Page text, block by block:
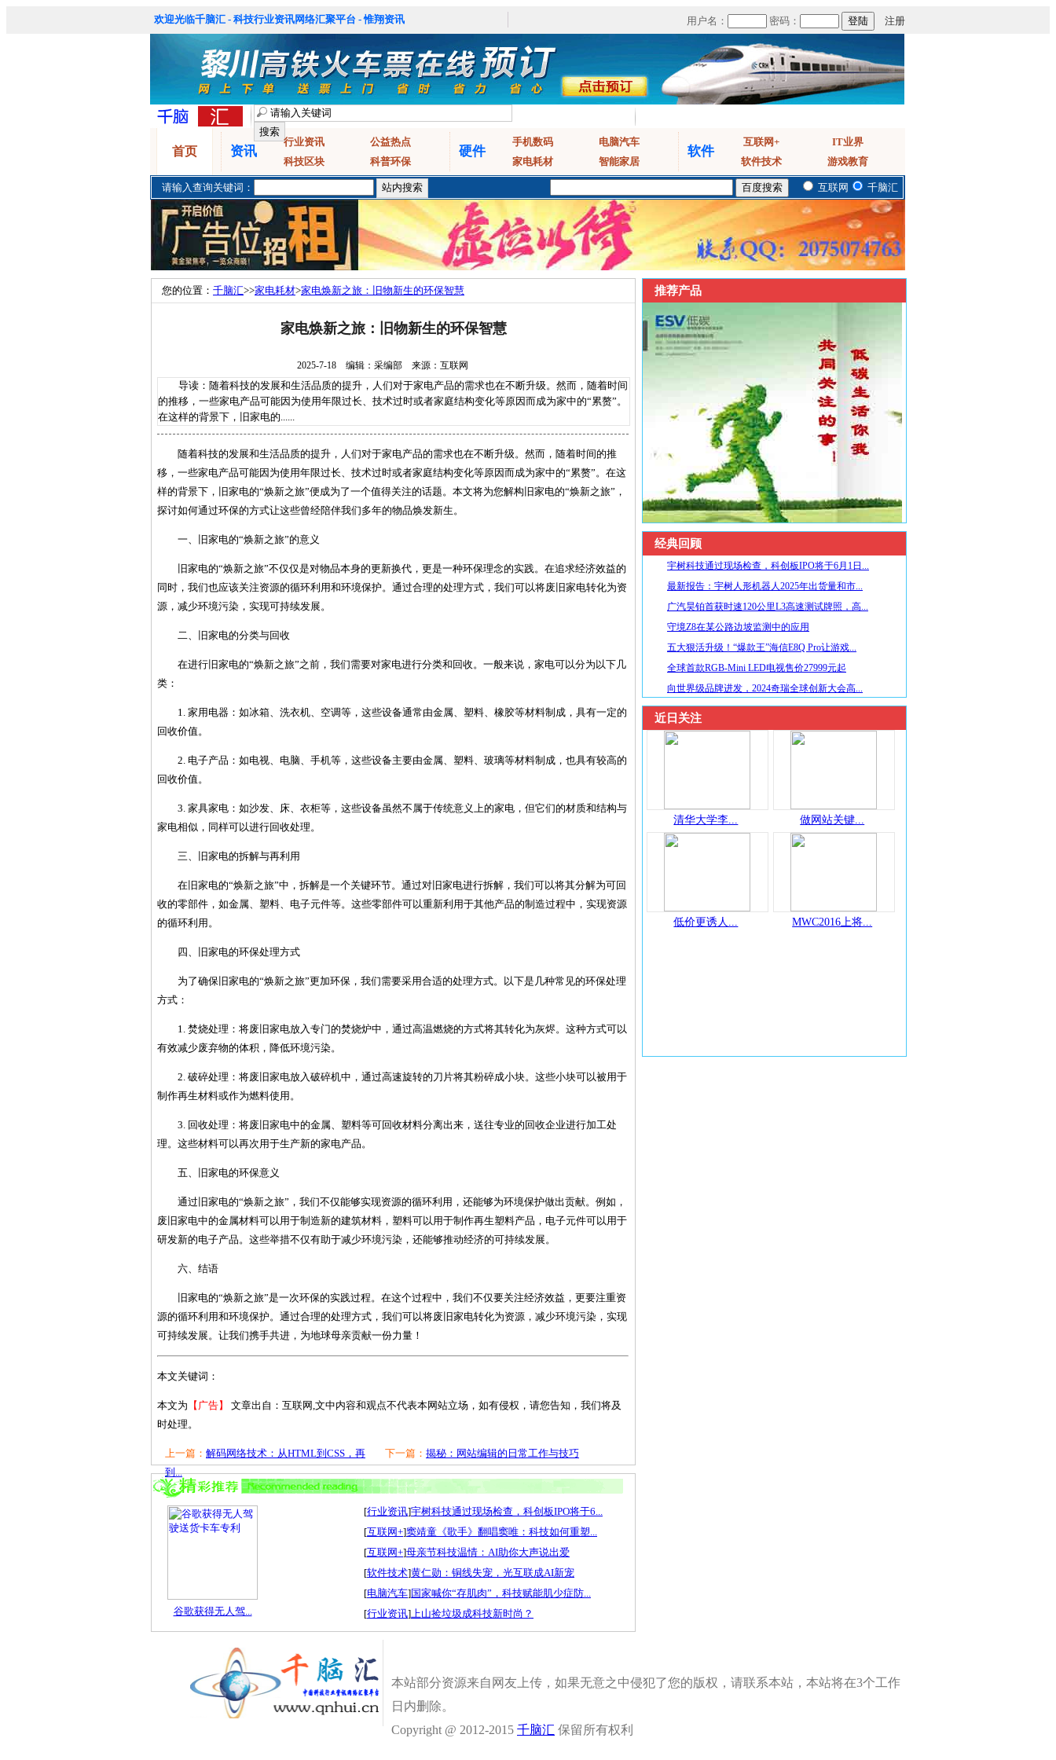
欢迎光临千脑汇 - 科技行业资讯网络汇聚平台 - 惟翔资讯 用户名： 密码： 注册
首页 资讯
行业资讯
公益热点
科技区块
科普环保
硬件
手机数码
电脑汽车
家电耗材
智能家居
软件
互联网+
IT业界
软件技术
游戏教育
请输入查询关键词： 互联网 千脑汇
您的位置： 千脑汇>>家电耗材>家电焕新之旅：旧物新生的环保智慧
家电焕新之旅：旧物新生的环保智慧
2025-7-18 编辑：采编部 来源：互联网
导读：随着科技的发展和生活品质的提升，人们对于家电产品的需求也在不断升级。然而，随着时间
的推移，一些家电产品可能因为使用年限过长、技术过时或者家庭结构变化等原因而成为家中的“累赘”。
在这样的背景下，旧家电的......
随着科技的发展和生活品质的提升，人们对于家电产品的需求也在不断升级。然而，随着时间的推
移，一些家电产品可能因为使用年限过长、技术过时或者家庭结构变化等原因而成为家中的“累赘”。在这
样的背景下，旧家电的“焕新之旅”便成为了一个值得关注的话题。本文将为您解构旧家电的“焕新之旅”，
探讨如何通过环保的方式让这些曾经陪伴我们多年的物品焕发新生。
一、旧家电的“焕新之旅”的意义
旧家电的“焕新之旅”不仅仅是对物品本身的更新换代，更是一种环保理念的实践。在追求经济效益的
同时，我们也应该关注资源的循环利用和环境保护。通过合理的处理方式，我们可以将废旧家电转化为资
源，减少环境污染，实现可持续发展。
二、旧家电的分类与回收
在进行旧家电的“焕新之旅”之前，我们需要对家电进行分类和回收。一般来说，家电可以分为以下几
类：
1. 家用电器：如冰箱、洗衣机、空调等，这些设备通常由金属、塑料、橡胶等材料制成，具有一定的
回收价值。
2. 电子产品：如电视、电脑、手机等，这些设备主要由金属、塑料、玻璃等材料制成，也具有较高的
回收价值。
3. 家具家电：如沙发、床、衣柜等，这些设备虽然不属于传统意义上的家电，但它们的材质和结构与
家电相似，同样可以进行回收处理。
三、旧家电的拆解与再利用
在旧家电的“焕新之旅”中，拆解是一个关键环节。通过对旧家电进行拆解，我们可以将其分解为可回
收的零部件，如金属、塑料、电子元件等。这些零部件可以重新利用于其他产品的制造过程中，实现资源
的循环利用。
四、旧家电的环保处理方式
为了确保旧家电的“焕新之旅”更加环保，我们需要采用合适的处理方式。以下是几种常见的环保处理
方式：
1. 焚烧处理：将废旧家电放入专门的焚烧炉中，通过高温燃烧的方式将其转化为灰烬。这种方式可以
有效减少废弃物的体积，降低环境污染。
2. 破碎处理：将废旧家电放入破碎机中，通过高速旋转的刀片将其粉碎成小块。这些小块可以被用于
制作再生材料或作为燃料使用。
3. 回收处理：将废旧家电中的金属、塑料等可回收材料分离出来，送往专业的回收企业进行加工处
理。这些材料可以再次用于生产新的家电产品。
五、旧家电的环保意义
通过旧家电的“焕新之旅”，我们不仅能够实现资源的循环利用，还能够为环境保护做出贡献。例如，
废旧家电中的金属材料可以用于制造新的建筑材料，塑料可以用于制作再生塑料产品，电子元件可以用于
研发新的电子产品。这些举措不仅有助于减少环境污染，还能够推动经济的可持续发展。
六、结语
旧家电的“焕新之旅”是一次环保的实践过程。在这个过程中，我们不仅要关注经济效益，更要注重资
源的循环利用和环境保护。通过合理的处理方式，我们可以将废旧家电转化为资源，减少环境污染，实现
可持续发展。让我们携手共进，为地球母亲贡献一份力量！
本文关键词：
本文为 【广告】
文章出自：互联网,文中内容和观点不代表本网站立场，如有侵权，请您告知，我们将及
时处理。
上一篇： 解码网络技术：从HTML到CSS，再
到...
下一篇： 揭秘：网站编辑的日常工作与技巧
谷歌获得无人驾...
[行业资讯]宇树科技通过现场检查，科创板IPO将于6...
[互联网+]窦靖童《歌手》翻唱窦唯：科技如何重塑...
[互联网+]母亲节科技温情：AI助你大声说出爱
[软件技术]黄仁勋：铜线失宠，光互联成AI新宠
[电脑汽车]国家喊你“存肌肉”，科技赋能肌少症防...
[行业资讯]上山捡垃圾成科技新时尚？
推荐产品
经典回顾
宇树科技通过现场检查，科创板IPO将于6月1日...
最新报告：宇树人形机器人2025年出货量和市...
广汽昊铂首获时速120公里L3高速测试牌照，高...
守境Z8在某公路边坡监测中的应用
五大狠活升级！“爆款王”海信E8Q Pro让游戏...
全球首款RGB-Mini LED电视售价27999元起
向世界级品牌进发，2024奇瑞全球创新大会高...
近日关注
清华大学李... 做网站关键...
低价更诱人... MWC2016上将...
本站部分资源来自网友上传，如果无意之中侵犯了您的版权，请联系本站，本站将在3个工作
日内删除。
Copyright @ 2012-2015 千脑汇 保留所有权利